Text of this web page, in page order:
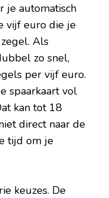
je automatisch
vijf euro die je
Als
zo snel,
per vijf euro.
spaarkaart vol
kan tot 18
direct naar de
tijd om je
keuzes. De